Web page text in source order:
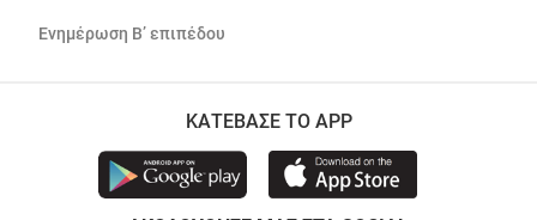
Ενημέρωση Β’ επιπέδου
ΚΑΤΕΒΑΣΕ ΤΟ APP